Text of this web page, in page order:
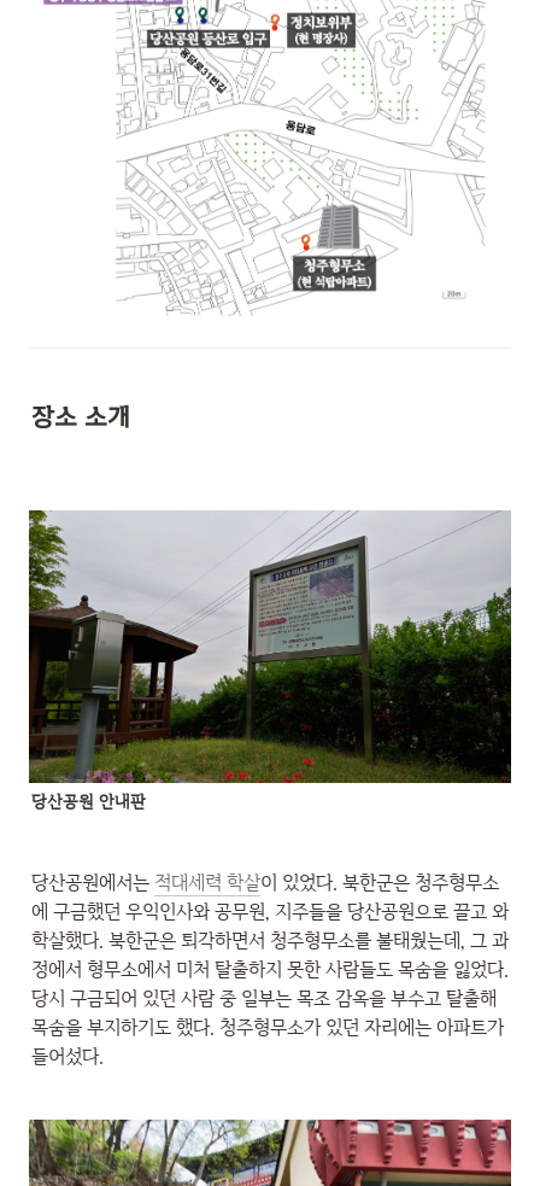
장소 소개
당산공원 안내판
당산공원에서는 적대세력 학살이 있었다. 북한군은 청주형무소
에 구금했던 우익인사와 공무원, 지주들을 당산공원으로 끌고 와
학살했다. 북한군은 퇴각하면서 청주형무소를 불태웠는데, 그 과
정에서 형무소에서 미처 탈출하지 못한 사람들도 목숨을 잃었다.
당시 구금되어 있던 사람 중 일부는 목조 감옥을 부수고 탈출해
목숨을 부지하기도 했다. 청주형무소가 있던 자리에는 아파트가
들어섰다.